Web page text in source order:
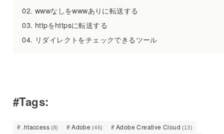
wwwなしをwwwありに転送する
httpをhttpsに転送する
リダイレクトをチェックできるツール
#Tags:
.htaccess (8) Adobe (46) Adobe Creative Cloud (13)